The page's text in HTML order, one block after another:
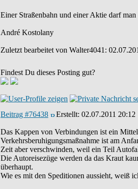
Einer Straßenbahn und einer Aktie darf
André Kostolany
Zuletzt bearbeitet von Walter4041:
Findest Du dieses Posting gut?
Beitrag #76438 Erstellt: 02.07.2011 20:12
Das Kappen von Verbindungen ist ein
Verkehrsberuhigungsmaßnahme ist am
Zeit aber verschwinden, weil ein Teil
Die Autoreisezüge werden da das Kraut
überhaupt.
Wie es mit den Speditionen aussieht, weiß